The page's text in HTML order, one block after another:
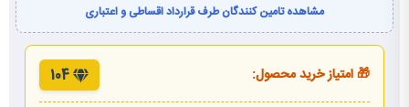
مشاهده تامین کنندگان طرف قرارداد اقساطی و اعتباری
🎁 امتیاز خرید محصول: 104